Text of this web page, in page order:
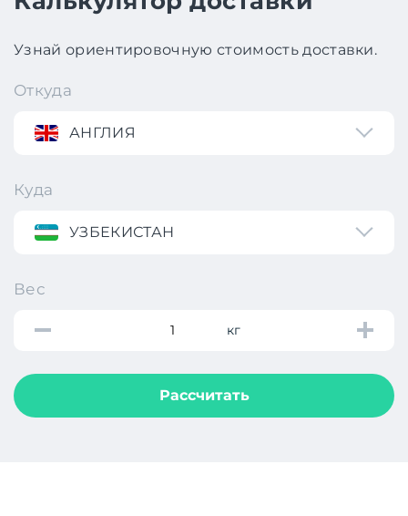
Узнай ориентировочную стоимость доставки.
Откуда
АНГЛИЯ
Куда
УЗБЕКИСТАН
Вес
кг
Рассчитать